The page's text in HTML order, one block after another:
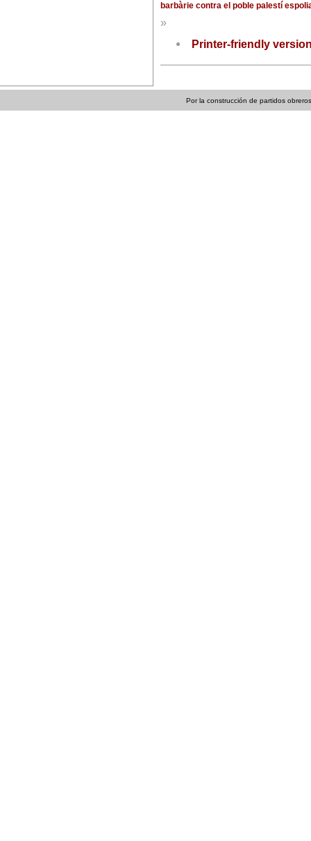
barbàrie contra el poble palestí
»
Printer-friendly
Por la construcción de partidos